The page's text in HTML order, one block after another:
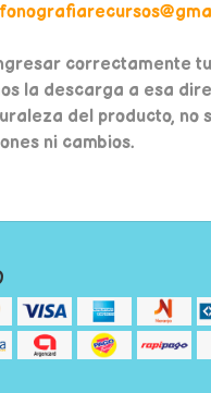
correctamente tu
la descarga a esa
del producto, no
ni cambios.